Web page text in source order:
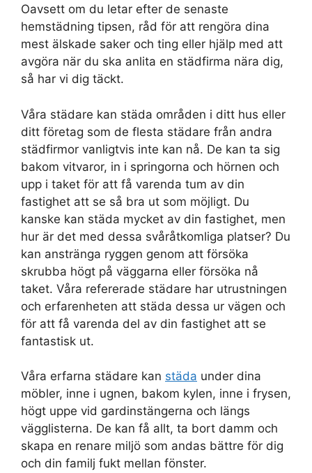
Oavsett om du letar efter de senaste
hemstädning tipsen, råd för att rengöra dina
mest älskade saker och ting eller hjälp med att
avgöra när du ska anlita en städfirma nära dig,
så har vi dig täckt.
Våra städare kan städa områden i ditt hus eller
ditt företag som de flesta städare från andra
städfirmor vanligtvis inte kan nå. De kan ta sig
bakom vitvaror, in i springorna och hörnen och
upp i taket för att få varenda tum av din
fastighet att se så bra ut som möjligt. Du
kanske kan städa mycket av din fastighet, men
hur är det med dessa svåråtkomliga platser? Du
kan anstränga ryggen genom att försöka
skrubba högt på väggarna eller försöka nå
taket. Våra refererade städare har utrustningen
och erfarenheten att städa dessa ur vägen och
för att få varenda del av din fastighet att se
fantastisk ut.
Våra erfarna städare kan städa under dina
möbler, inne i ugnen, bakom kylen, inne i frysen,
högt uppe vid gardinstängerna och längs
vägglisterna. De kan få allt, ta bort damm och
skapa en renare miljö som andas bättre för dig
och din familj fukt mellan fönster.